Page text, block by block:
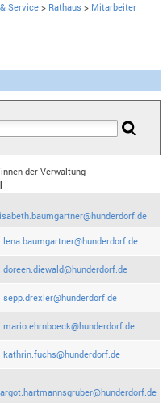
Service> Rathaus > Mitarbeiter
der Verwaltung
lena.baumgartner@hunderdorf.de
doreen.diewald@hunderdorf.de
sepp.drexler@hunderdorf.de
mario.ehrnboeck@hunderdorf.de
kathrin.fuchs@hunderdorf.de